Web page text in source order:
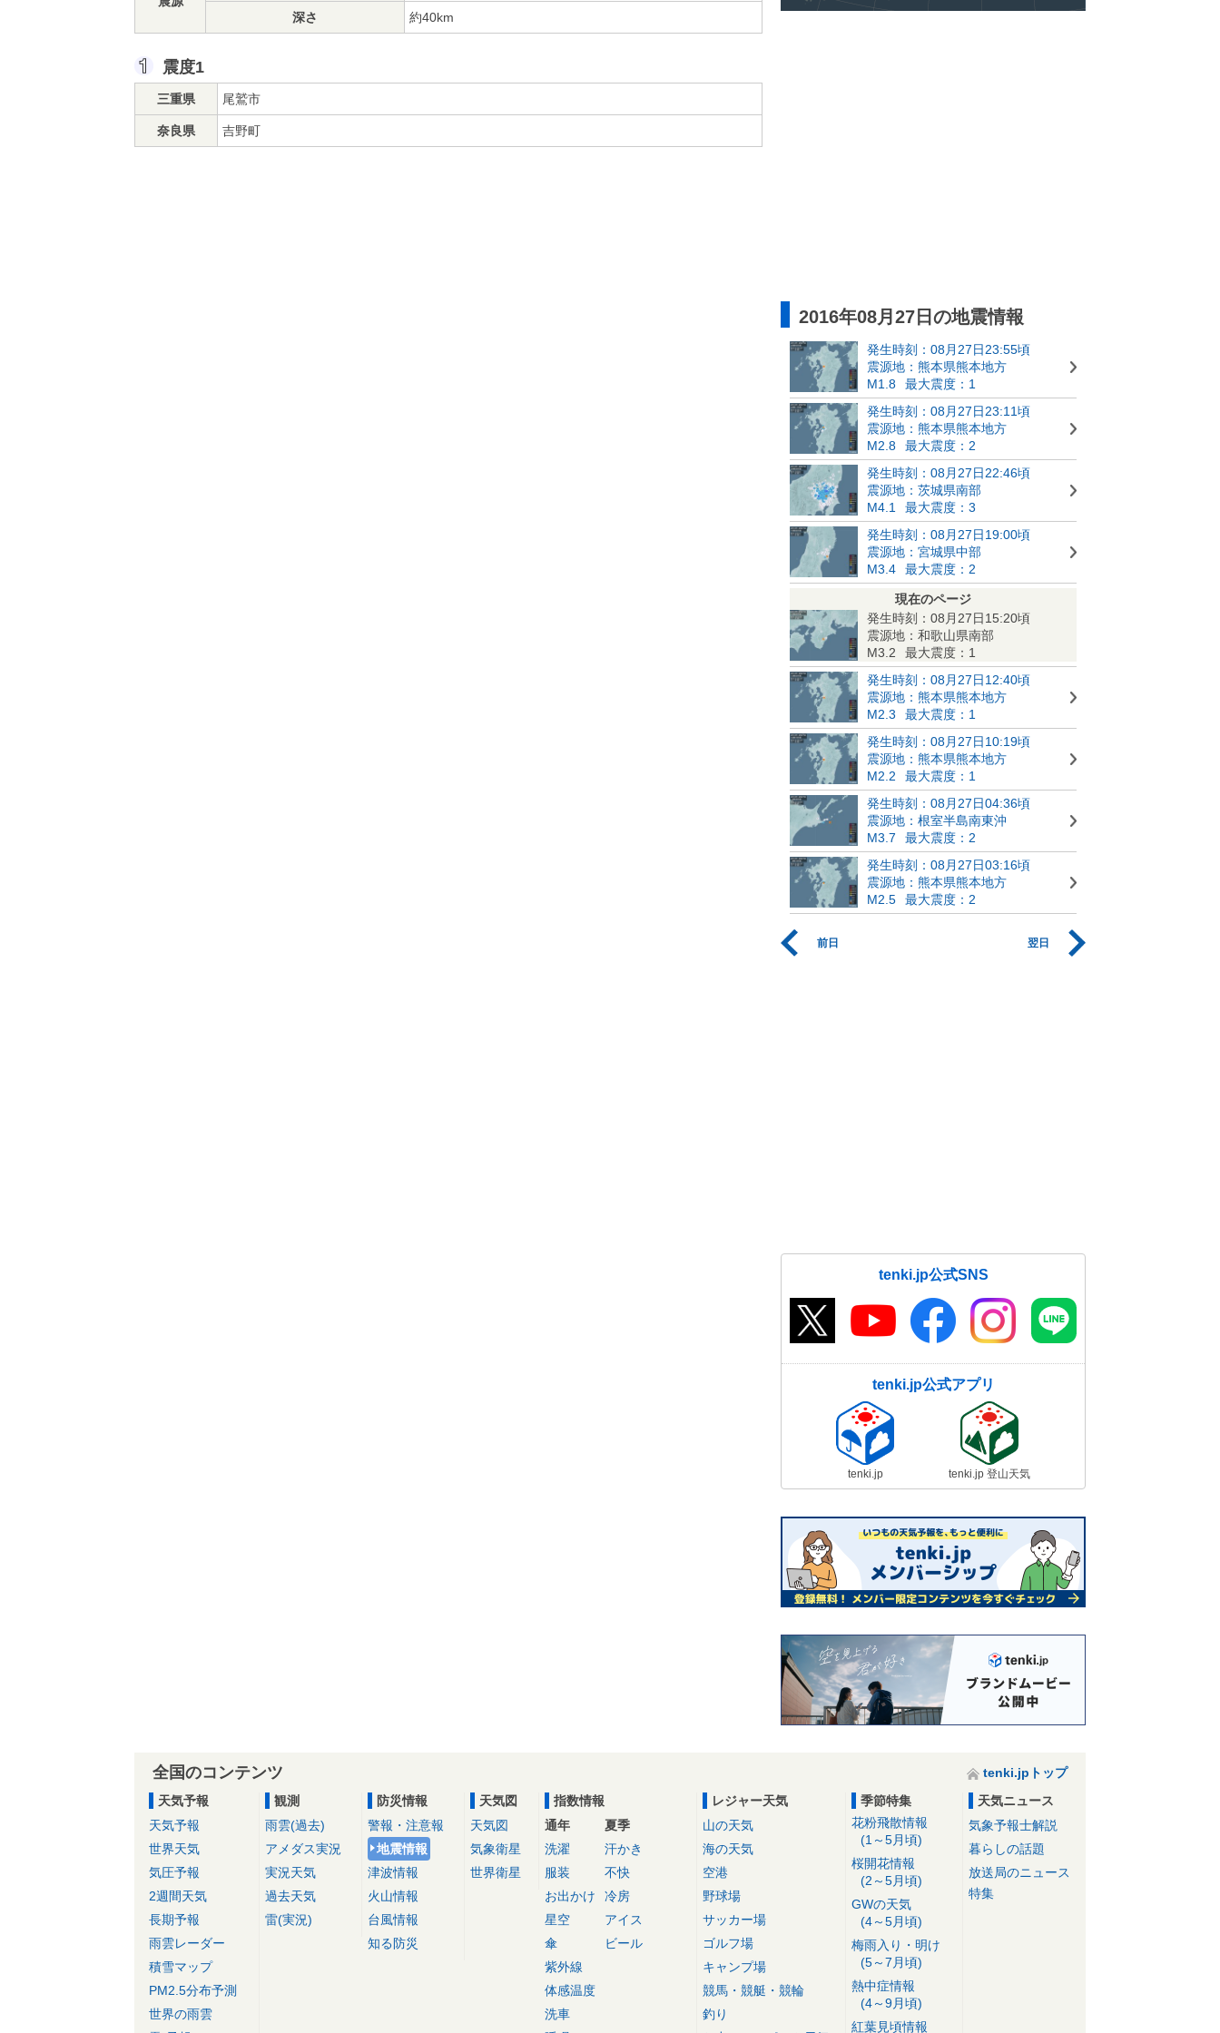
深さ
約40km
震度1
三重県 尾鷲市
奈良県 吉野町
2016年08月27日の地震情報
発生時刻：08月27日23:55頃
震源地：熊本県熊本地方
M1.8
最大震度：1
発生時刻：08月27日23:11頃
震源地：熊本県熊本地方
M2.8
最大震度：2
発生時刻：08月27日22:46頃
震源地：茨城県南部
M4.1
最大震度：3
発生時刻：08月27日19:00頃
震源地：宮城県中部
M3.4
最大震度：2
現在のページ
発生時刻：08月27日15:20頃
震源地：和歌山県南部
M3.2
最大震度：1
発生時刻：08月27日12:40頃
震源地：熊本県熊本地方
M2.3
最大震度：1
発生時刻：08月27日10:19頃
震源地：熊本県熊本地方
M2.2
最大震度：1
発生時刻：08月27日04:36頃
震源地：根室半島南東沖
M3.7
最大震度：2
発生時刻：08月27日03:16頃
震源地：熊本県熊本地方
M2.5
最大震度：2
前日 翌日
tenki.jp公式SNS
tenki.jp公式アプリ
tenki.jp tenki.jp 登山天気
全国のコンテンツ
tenki.jpトップ
天気予報
天気予報
世界天気
気圧予報
2週間天気
長期予報
雨雲レーダー
積雪マップ
PM2.5分布予測
世界の雨雲
観測
雨雲(過去)
アメダス実況
実況天気
過去天気
雷(実況)
防災情報
警報・注意報
地震情報
津波情報
火山情報
台風情報
知る防災
天気図
天気図
気象衛星
世界衛星
指数情報
通年
洗濯
服装
お出かけ
星空
傘
紫外線
体感温度
洗車
夏季
汗かき
不快
冷房
アイス
ビール
レジャー天気
山の天気
海の天気
空港
野球場
サッカー場
ゴルフ場
キャンプ場
競馬・競艇・競輪
釣り
季節特集
花粉飛散情報
(1～5月頃)
桜開花情報
(2～5月頃)
GWの天気
(4～5月頃)
梅雨入り・明け
(5～7月頃)
熱中症情報
(4～9月頃)
紅葉見頃情報
天気ニュース
気象予報士解説
暮らしの話題
放送局のニュース
特集